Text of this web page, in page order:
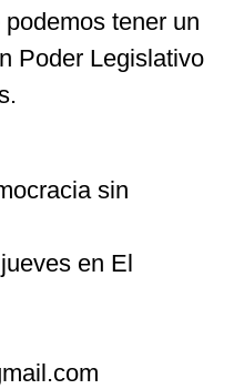
tener un
Poder Legislativo
sin
en El